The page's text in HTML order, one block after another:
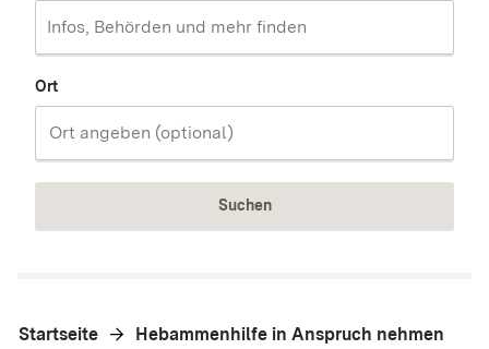
Ort
Suchen
Startseite Hebammenhilfe in Anspruch nehmen